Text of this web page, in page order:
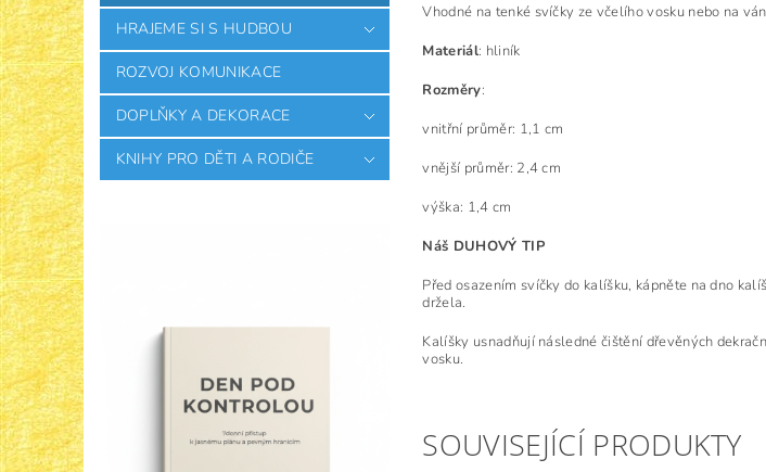
HRAJEME SI S HUDBOU
ROZVOJ KOMUNIKACE
DOPLŇKY A DEKORACE
KNIHY PRO DĚTI A RODIČE
Vhodné na tenké svíčky ze včelího vosku nebo na
Materiál: hliník
Rozměry:
vnitřní průměr: 1,1 cm
vnější průměr: 2,4 cm
výška: 1,4 cm
Náš DUHOVÝ TIP
Před osazením svíčky do kalíšku, kápněte na dno
držela.
Kalíšky usnadňují následné čištění dřevěných
vosku.
SOUVISEJÍCÍ PRODUKTY